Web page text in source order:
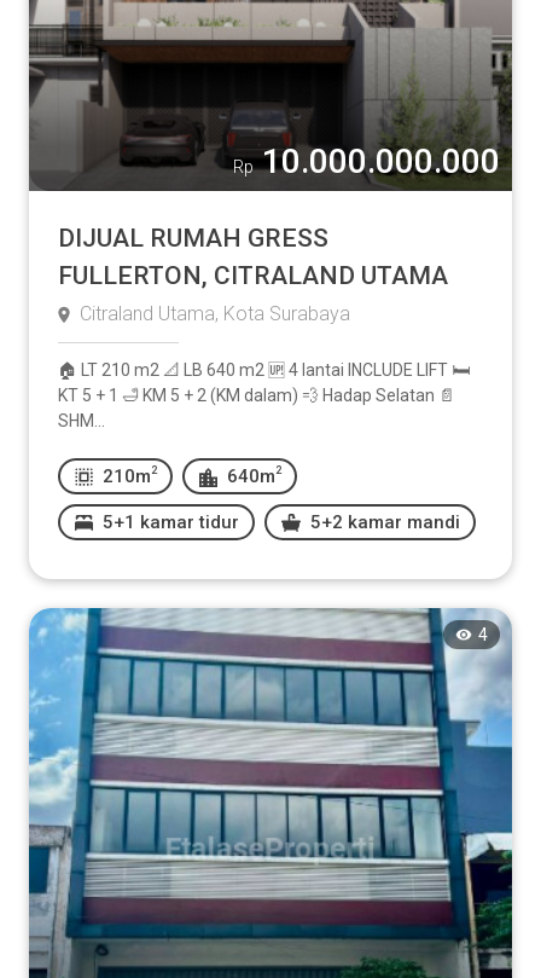
Rp 10.000.000.000
DIJUAL RUMAH GRESS
FULLERTON, CITRALAND UTAMA
Citraland Utama, Kota Surabaya
🏠 LT 210 m2 📐 LB 640 m2 🆙 4 lantai INCLUDE LIFT 🛏️
KT 5 + 1 🛁 KM 5 + 2 (KM dalam) 💨 Hadap Selatan 📄
SHM...
210m 2 640m 2
5+1 kamar tidur 5+2 kamar mandi
4